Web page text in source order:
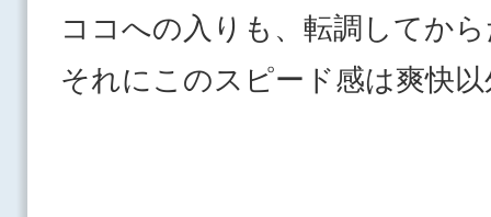
ココへの入りも、転調してか
それにこのスピード感は爽快